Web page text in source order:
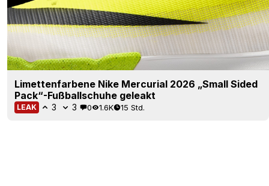
Limettenfarbene Nike Mercurial 2026 „Small Sided
Pack“-Fußballschuhe geleakt
LEAK 3 3 0 1.6K 15 Std.